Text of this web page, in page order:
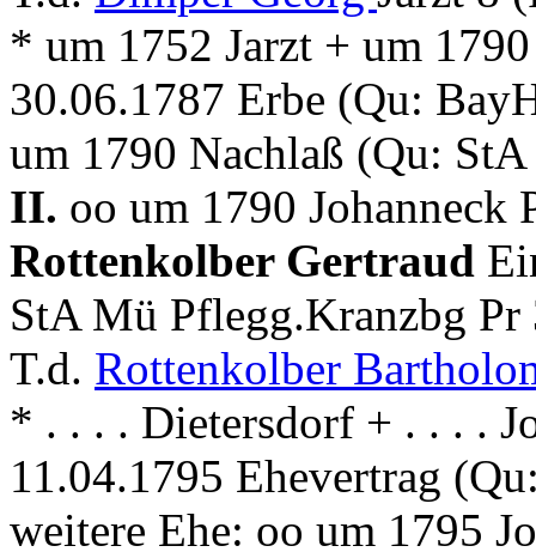
* um 1752 Jarzt + um
30.06.1787 Erbe (Qu:
um 1790 Nachlaß (Qu:
II. oo um 1790 Johanneck
Rottenkolber Gertraud
StA Mü Pflegg.Kranzbg Pr
T.d. Rottenkolber
* . . . . Dietersdorf + . . . .
11.04.1795 Ehevertrag
weitere Ehe: oo um 1795